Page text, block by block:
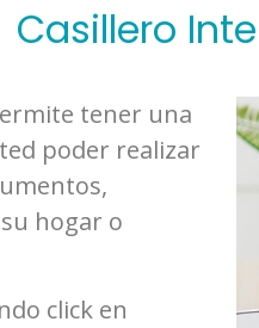
Casillero
tener una
poder realizar
hogar o
click en